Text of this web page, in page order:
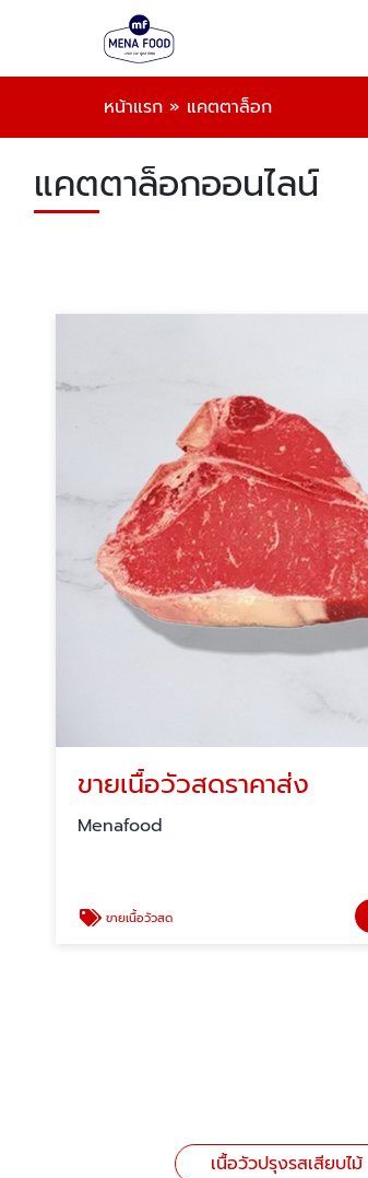
หน้าแรก » แคตตาล็อก
แคตตาล็อกออนไลน์
ขายเนื้อวัวสดราคาส่ง
Menafood
ขายเนื้อวัวสด
เนื้อวัวปรุงรสเสียบไม้